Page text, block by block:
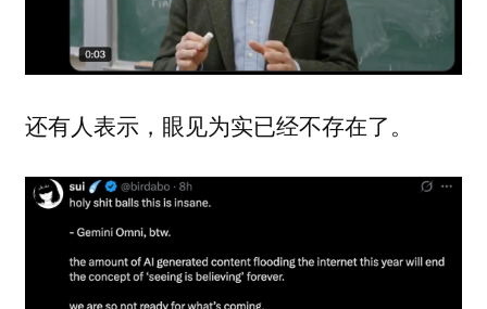
还有人表示，眼见为实已经不存在了。